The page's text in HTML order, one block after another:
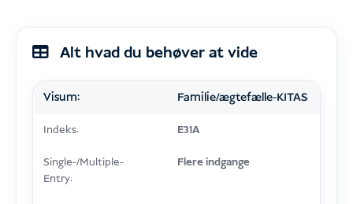
Alt hvad du behøver at vide
Visum: Familie/ægtefælle-KITAS
Indeks: E31A
Single-/Multiple-
Entry:
Flere indgange